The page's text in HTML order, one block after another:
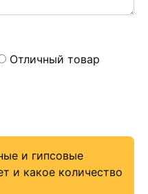
Отличный товар
и гипсовые
и какое количество